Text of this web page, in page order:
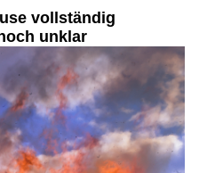
vollständig
unklar